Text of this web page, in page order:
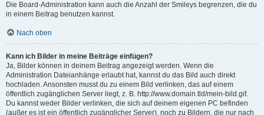
Die Board-Administration kann auch die Anzahl der Smileys begrenzen, die du
in einem Beitrag benutzen kannst.
Nach oben
Kann ich Bilder in meine Beiträge einfügen?
Ja, Bilder können in deinem Beitrag angezeigt werden. Wenn die
Administration Dateianhänge erlaubt hat, kannst du das Bild auch direkt
hochladen. Ansonsten musst du zu einem Bild verlinken, das auf einem
öffentlich zugänglichen Server liegt, z. B. http://www.domain.tld/mein-bild.gif.
Du kannst weder Bilder verlinken, die sich auf deinem eigenen PC befinden
(außer es ist ein öffentlich zugänglicher Server), noch zu Bildern, die nur nach